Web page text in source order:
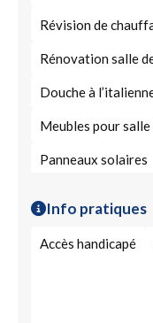
Révision de
Rénovation salle
Douche à
Meubles pour salle
Panneaux solaires
Info pratiques
Accès handicapé